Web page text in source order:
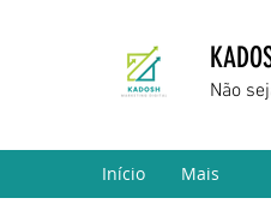
Não
Início Mais